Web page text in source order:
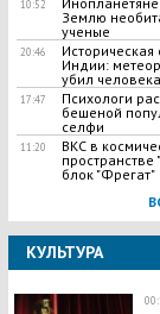
10:52
Землю
ученые
20:46
Историческая
Индии:
убил человека
17:47
Психологи
бешеной
селфи
11:20
ВКС в
пространстве
блок "Фрегат"
КУЛЬТУРА